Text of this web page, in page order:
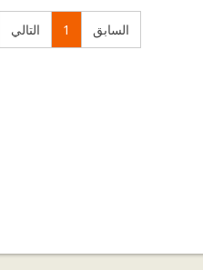
السابق 1 التالي